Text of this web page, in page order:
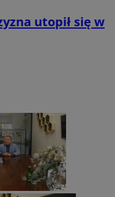
utopił się w